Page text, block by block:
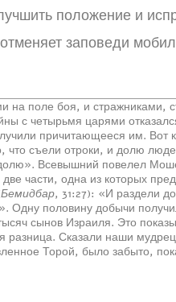
положение и
заповеди
на поле боя, и стражниками,
с четырьмя царями
причитающееся им. Вот
что съели отроки, и долю
Всевышний повелел
части, одна из которых
Бемидбар, 31:27): «И раздели
Одну половину добычи
сынов Израиля. Это
разница. Сказали наши
Торой, было забыто,